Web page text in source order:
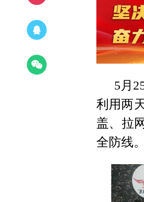
5月
利用两
盖、拉
全防线。